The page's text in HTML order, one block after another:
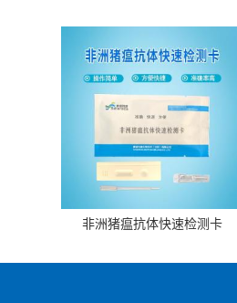
非洲猪瘟抗体快速检测卡